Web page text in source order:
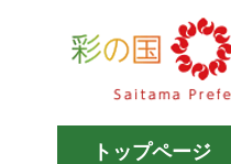
彩の国 埼玉県
トップページ